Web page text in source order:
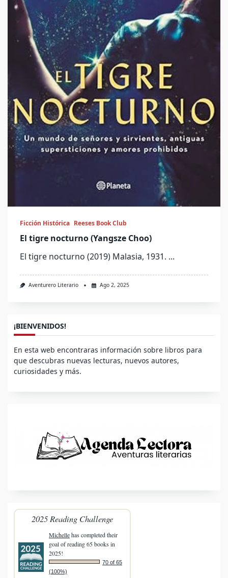
Ficción Histórica Reeses Book Club
El tigre nocturno (Yangsze Choo)
El tigre nocturno (2019) Malasia, 1931. ...
Aventurero Literario Ago 2, 2025
¡BIENVENIDOS!
En esta web encontraras información sobre libros para
que descubras nuevas lecturas, nuevos autores,
curiosidades y más.
2025 Reading Challenge
Michellehas completed their
goal of reading 65 books in
2025!
70 of 65
(100%)